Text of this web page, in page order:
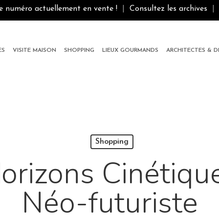
numéro actuellement en vente ! Consultez les archives
VISITE MAISON SHOPPING LIEUX GOURMANDS ARCHITECTES &
Shopping
Néo-futuriste